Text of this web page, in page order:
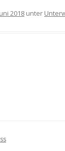
2018 unter